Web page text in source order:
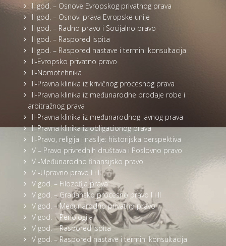
III god. – Osnove Evropskog privatnog prava
III god. – Osnovi prava Evropske unije
III god. – Radno pravo i Socijalno pravo
III god. – Raspored ispita
III god. – Raspored nastave i termini konsultacija
III-Evropsko privatno pravo
III-Nomotehnika
III-Pravna klinika iz krivičnog procesnog prava
III-Pravna klinika iz međunarodne prodaje robe i
arbitražnog prava
III-Pravna klinika iz međunarodnog javnog prava
III-Pravna klinika iz obligacionog prava
III-Pravo, religija i nasilje: historijska perspektiva
IV – Pravo privrednih društava i Poslovno pravo
IV -Međunarodno finansijsko pravo
IV -Upravno pravo I i II
IV god. – Filozofija prava
IV god. – Građansko procesno pravo I i II
IV god. – Međunarodno privatno pravo
IV god. – Penologija
IV god. – Raspored ispita
IV god. – Raspored nastave i termini konsultacija